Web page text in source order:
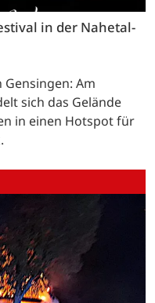
in der Nahetal-
Am
sich das Gelände
in einen Hotspot für